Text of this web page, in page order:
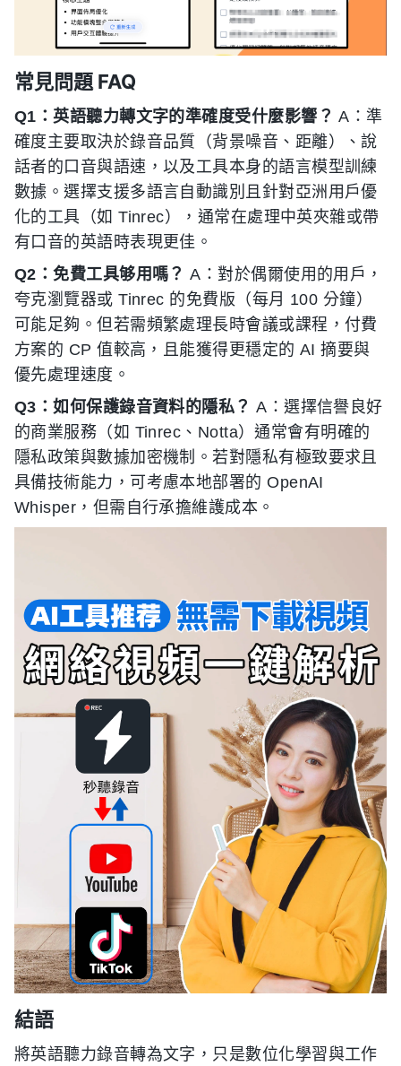
常見問題 FAQ
Q1：英語聽力轉文字的準確度受什麼影響？ A：準
確度主要取決於錄音品質（背景噪音、距離）、說
話者的口音與語速，以及工具本身的語言模型訓練
數據。選擇支援多語言自動識別且針對亞洲用戶優
化的工具（如 Tinrec），通常在處理中英夾雜或帶
有口音的英語時表現更佳。
Q2：免費工具够用嗎？ A：對於偶爾使用的用戶，
夸克瀏覽器或 Tinrec 的免費版（每月 100 分鐘）
可能足夠。但若需頻繁處理長時會議或課程，付費
方案的 CP 值較高，且能獲得更穩定的 AI 摘要與
優先處理速度。
Q3：如何保護錄音資料的隱私？ A：選擇信譽良好
的商業服務（如 Tinrec、Notta）通常會有明確的
隱私政策與數據加密機制。若對隱私有極致要求且
具備技術能力，可考慮本地部署的 OpenAI
Whisper，但需自行承擔維護成本。
結語
將英語聽力錄音轉為文字，只是數位化學習與工作